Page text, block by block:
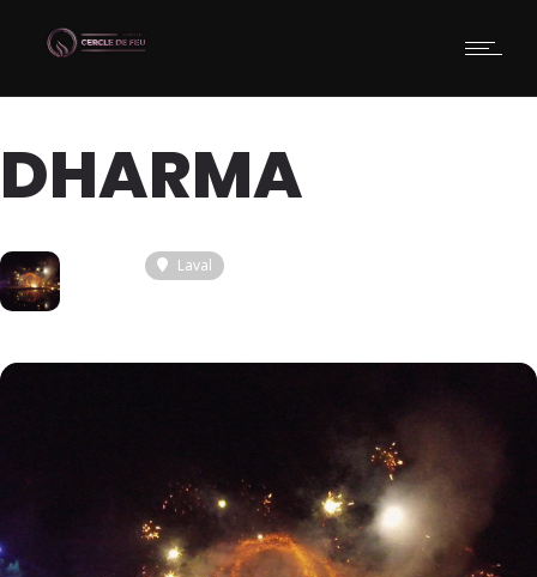
DHARMA
Laval